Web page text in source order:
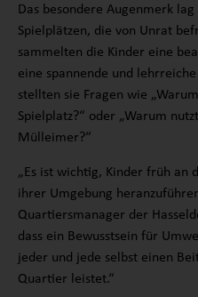
Das besondere Augenmerk
Spielplätzen, die von Unrat
sammelten die Kinder eine
eine spannende und
stellten sie Fragen wie
Spielplatz?“ oder „Warum
Mülleimer?“
„Es ist wichtig, Kinder früh an
ihrer Umgebung
Quartiersmanager der
dass ein Bewusstsein für
jeder und jede selbst einen
Quartier leistet.“